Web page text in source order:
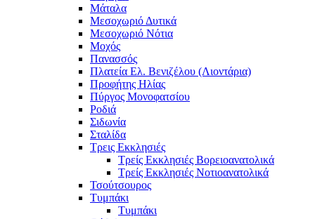
Μάταλα
Μεσοχωριό Δυτικά
Μεσοχωριό Νότια
Μοχός
Πανασσός
Πλατεία Ελ. Βενιζέλου (Λιοντάρια)
Προφήτης Ηλίας
Πύργος Μονοφατσίου
Ροδιά
Σιδωνία
Σταλίδα
Τρεις Εκκλησιές
Τρείς Εκκλησιές Βορειοανατολικά
Τρείς Εκκλησιές Νοτιοανατολικά
Τσούτσουρος
Τυμπάκι
Τυμπάκι